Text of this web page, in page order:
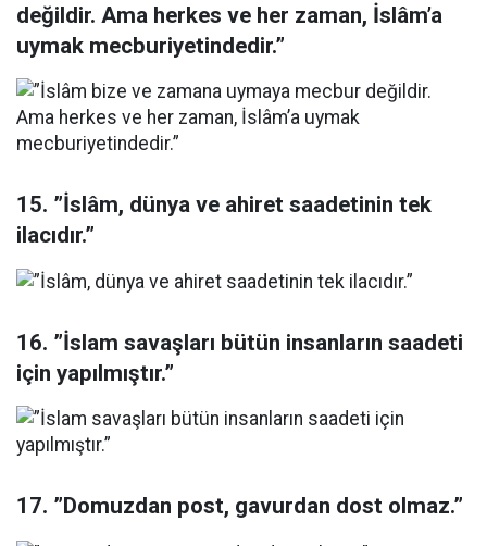
değildir. Ama herkes ve her zaman, İslâm’a
uymak mecburiyetindedir.”
15. ”İslâm, dünya ve ahiret saadetinin tek
ilacıdır.”
16. ”İslam savaşları bütün insanların saadeti
için yapılmıştır.”
17. ”Domuzdan post, gavurdan dost olmaz.”